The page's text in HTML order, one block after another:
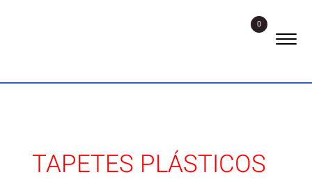
0
TAPETES PLÁSTICOS